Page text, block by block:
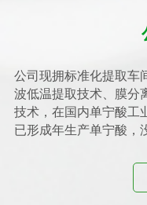
公司现拥标准化提取车
波低温提取技术、膜分
技术，在国内单宁酸工
已形成年生产单宁酸，